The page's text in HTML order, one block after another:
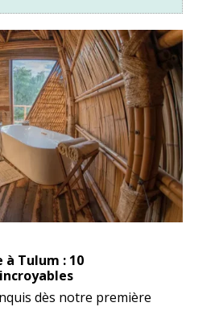
à Tulum : 10
dès notre première